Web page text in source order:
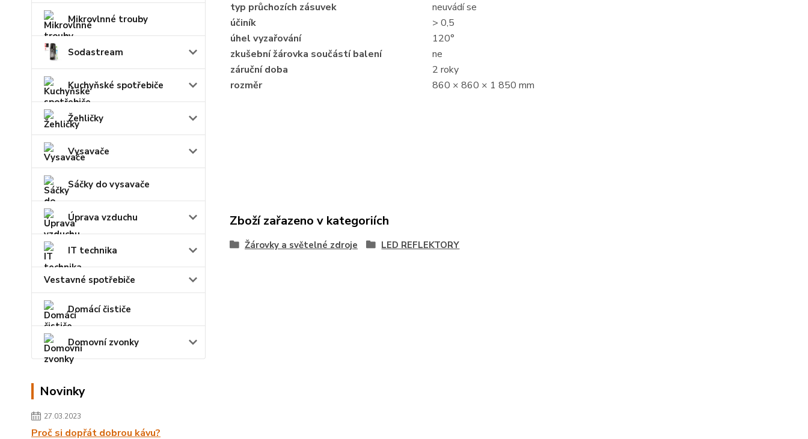
Mikrovlnné trouby
Sodastream
Kuchyňské spotřebiče
Žehličky
Vysavače
Sáčky do vysavače
Úprava vzduchu
IT technika
Vestavné spotřebiče
Domácí čističe
Domovní zvonky
Novinky
27.03.2023
Proč si dopřát dobrou kávu?
typ průchozích zásuvek
neuvádí se
účiník
> 0,5
úhel vyzařování
120°
zkušební žárovka součástí balení
ne
záruční doba
2 roky
rozměr
860 × 860 × 1 850 mm
Zboží zařazeno v kategoriích
Žárovky a světelné zdroje LED REFLEKTORY